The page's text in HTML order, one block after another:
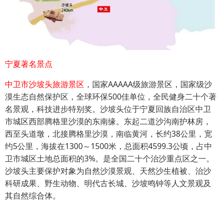
宁夏著名景点
中卫市沙坡头旅游景区 ，国家AAAAA级旅游景区，国家级沙
漠生态自然保护区，全球环保500佳单位，全民健身二十个著
名景观，科技进步特别奖。沙坡头位于宁夏回族自治区中卫
市城区西部腾格里沙漠的东南缘。东起二道沙沟南护林房，
西至头道墩，北接腾格里沙漠，南临黄河，长约38公里，宽
约5公里，海拔在1300～1500米，总面积4599.3公顷，占中
卫市城区土地总面积的3%。是全国二十个治沙重点区之一。
沙坡头主要保护对象为自然沙漠景观、天然沙生植被、治沙
科研成果、野生动物、明代古长城、沙坡鸣钟等人文景观及
其自然综合体。